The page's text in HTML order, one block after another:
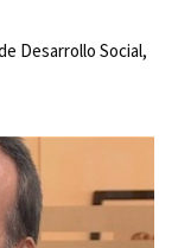
Desarrollo Social,